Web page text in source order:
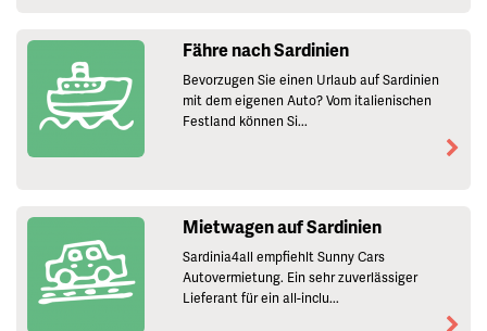
Fähre nach Sardinien
Bevorzugen Sie einen Urlaub auf Sardinien
mit dem eigenen Auto? Vom italienischen
Festland können Si...
Mietwagen auf Sardinien
Sardinia4all empfiehlt Sunny Cars
Autovermietung. Ein sehr zuverlässiger
Lieferant für ein all-inclu...